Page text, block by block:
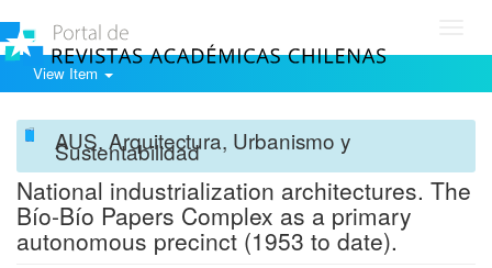
View Item
AUS. Arquitectura, Urbanismo y
Sustentabilidad
National industrialization architectures. The
Bío-Bío Papers Complex as a primary
autonomous precinct (1953 to date).